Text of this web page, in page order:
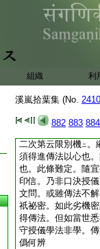
組織 利
溪嵐拾葉集 (No.
882 883 884
五則祕密灌頂
連所受之祕密藏。
有次第。其第一則
無別矣。其第二則
不堪。故阿闍梨大
印明乃覺大師被授
以心宜任機根。第
問曰。於初受傳法
灌頂歟 答云。三摩
二次第云限別機ニ。
須得進傳法以心也
也。此條難定。隨
印信。乃非口決授
文問。或雖傳法不
祇祕密。如此劣機
得傳法。但如當世
守授儀學法非學。
僞何辨